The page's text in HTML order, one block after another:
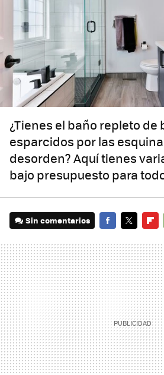
¿Tienes el baño repleto de
esparcidos por las
desorden? Aquí tienes
bajo presupuesto para
Sin comentarios